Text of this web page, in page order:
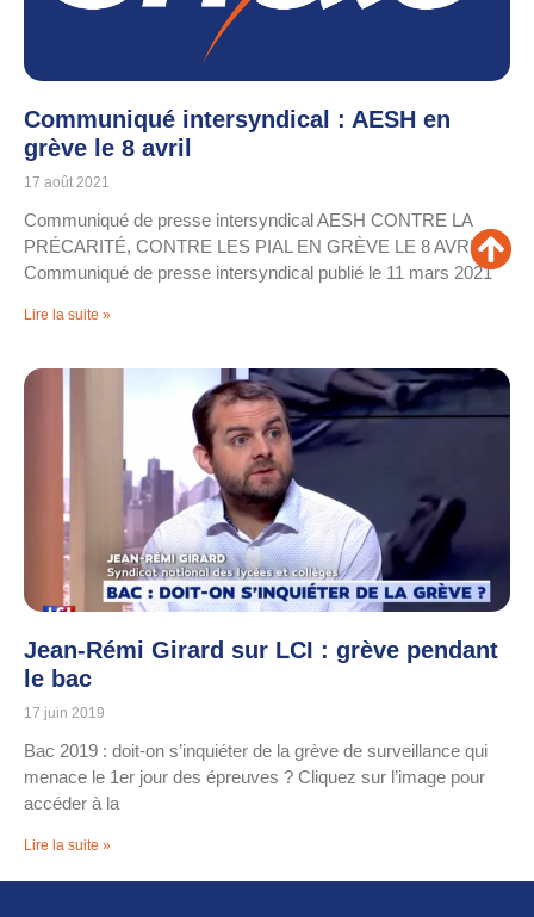
Communiqué intersyndical : AESH en
grève le 8 avril
17 août 2021
Communiqué de presse intersyndical AESH CONTRE LA
PRÉCARITÉ, CONTRE LES PIAL EN GRÈVE LE 8 AVRIL
Communiqué de presse intersyndical publié le 11 mars 2021
Lire la suite »
Jean-Rémi Girard sur LCI : grève pendant
le bac
17 juin 2019
Bac 2019 : doit-on s’inquiéter de la grève de surveillance qui
menace le 1er jour des épreuves ? Cliquez sur l’image pour
accéder à la
Lire la suite »